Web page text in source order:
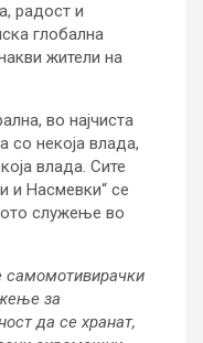
радост и
глобална
жители на
во најчиста
со некоја влада,
влада. Сите
и Насмевки“ се
служење во
самомотивирачки
за
да се хранат,